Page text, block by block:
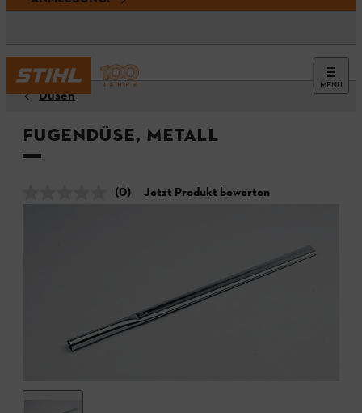
MENÜ
Düsen
Fugendüse, Metall
(0) Jetzt Produkt bewerten